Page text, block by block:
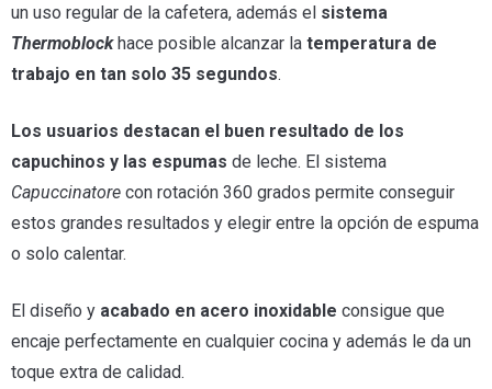
un uso regular de la cafetera, además el sistema
Thermoblock hace posible alcanzar la temperatura de
trabajo en tan solo 35 segundos.
Los usuarios destacan el buen resultado de los
capuchinos y las espumas de leche. El sistema
Capuccinatore con rotación 360 grados permite conseguir
estos grandes resultados y elegir entre la opción de espuma
o solo calentar.
El diseño y acabado en acero inoxidable consigue que
encaje perfectamente en cualquier cocina y además le da un
toque extra de calidad.